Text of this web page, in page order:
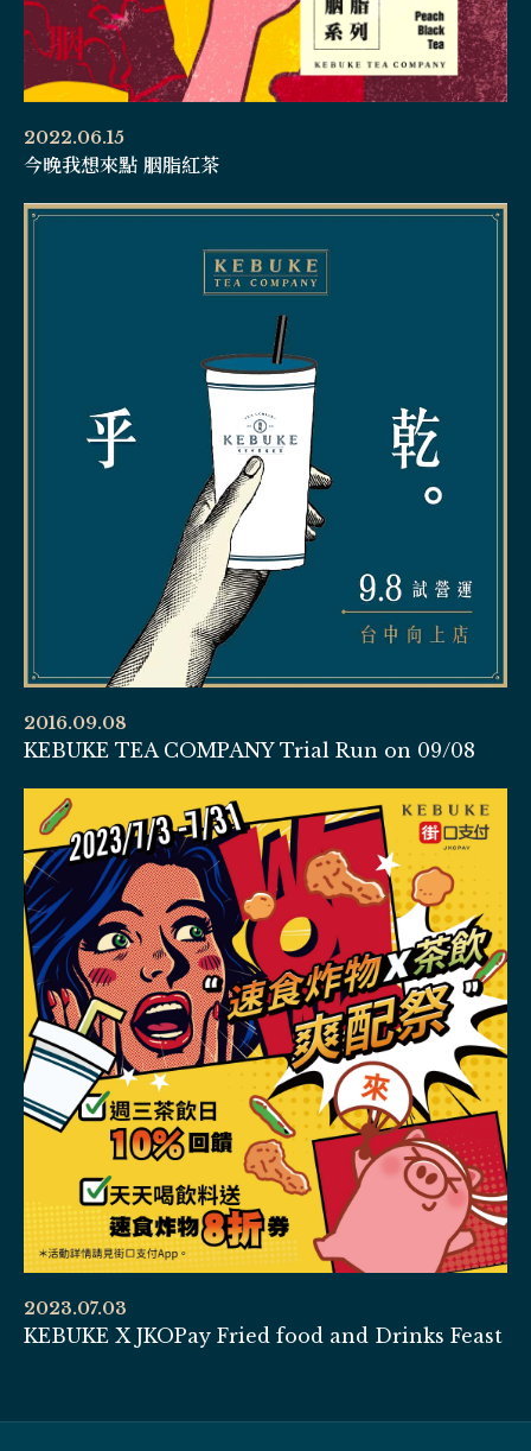
2022.06.15
今晚我想來點 胭脂紅茶
2016.09.08
KEBUKE TEA COMPANY Trial Run on 09/08
2023.07.03
KEBUKE X JKOPay Fried food and Drinks Feast